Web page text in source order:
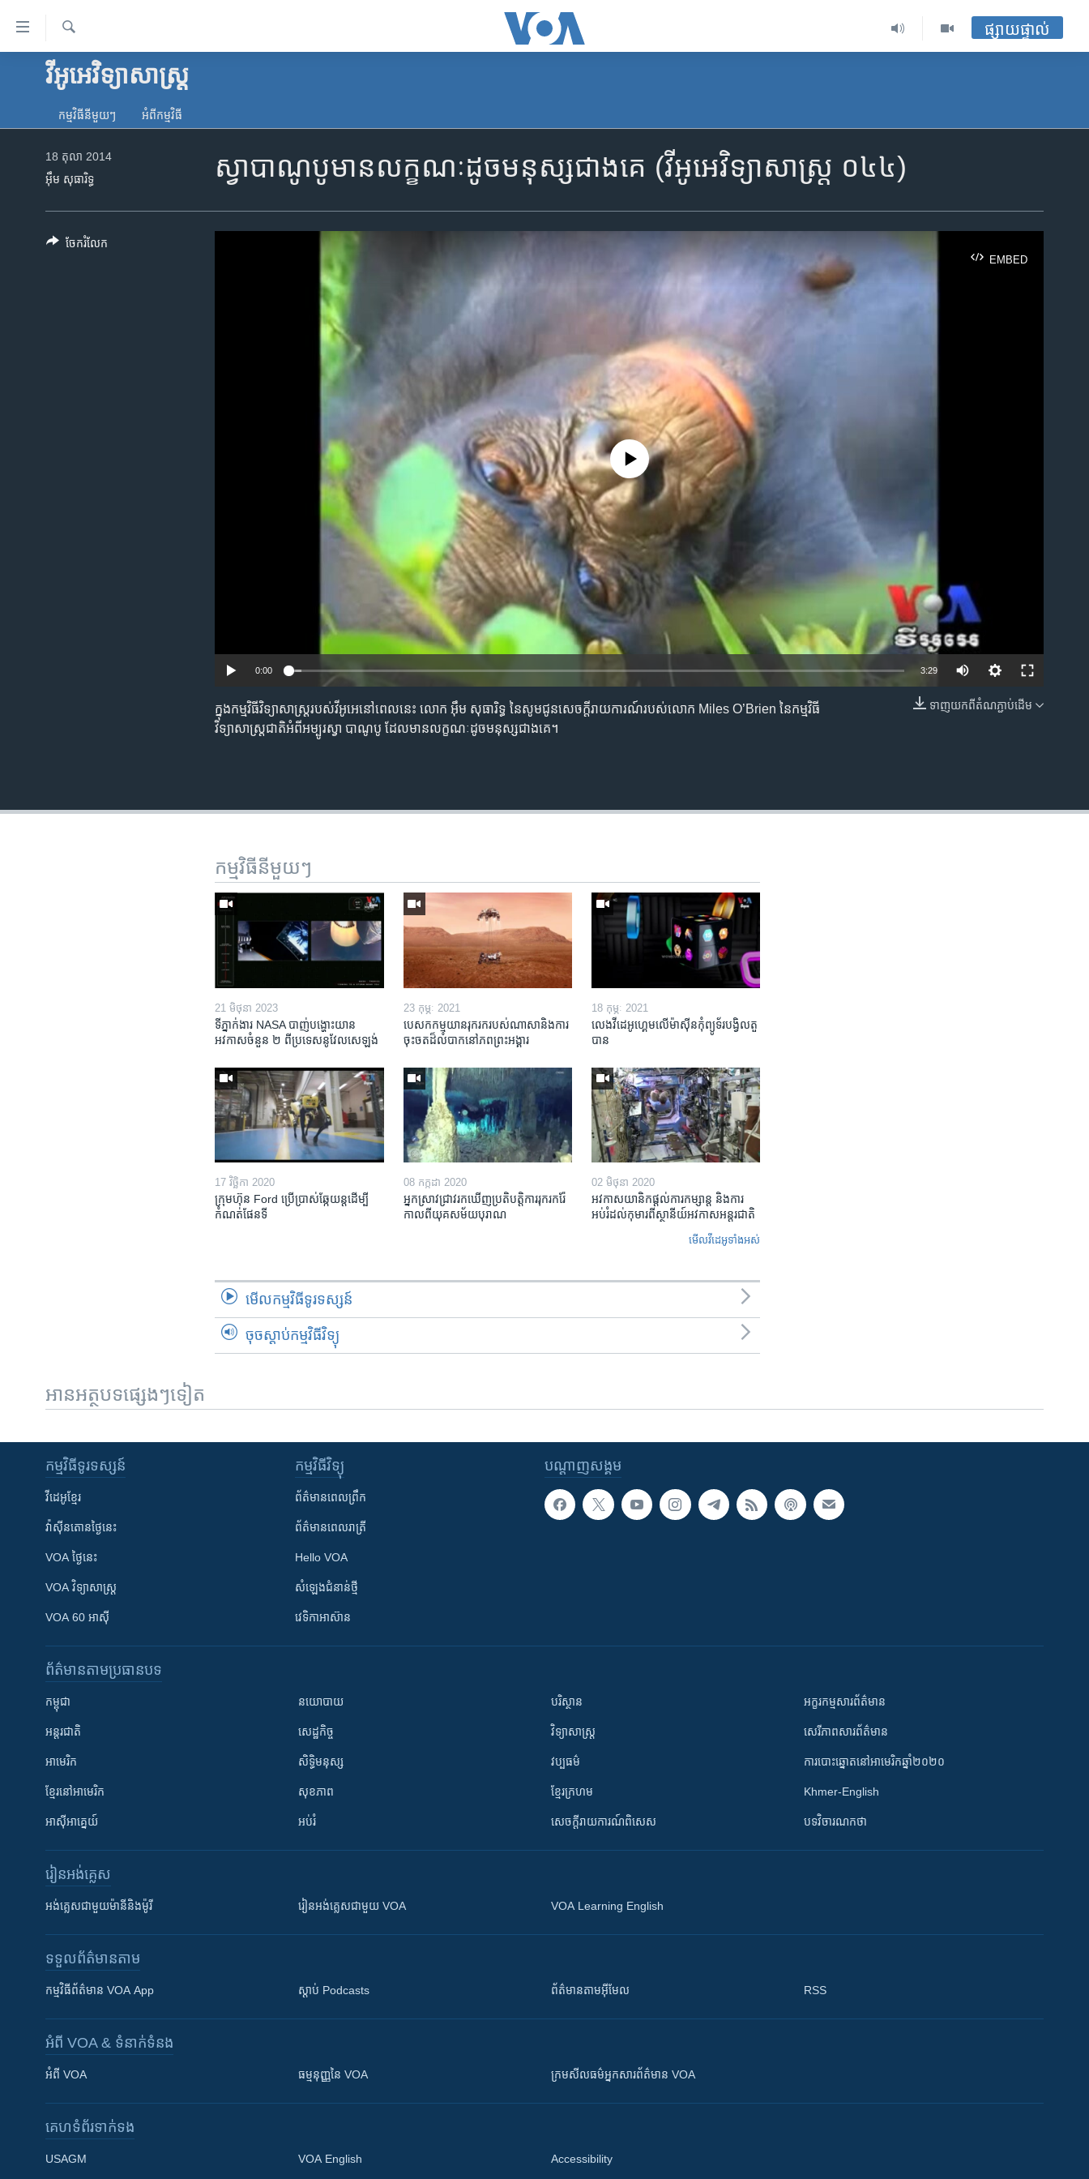
ទៅ​
គេហទំព័រ​
ទាក់ទង
និង​អាមេរិក
ហេឡូវីអូអេ
ព្រឹត្តិការណ៍ព័ត៌មាន
ស្វែង​
រក
ផ្សាយផ្ទាល់
វីអូអេ​វិទ្យាសាស្ត្រ​
កម្មវិធី​នីមួយៗ អំពី​កម្មវិធី​
ស្វា​បាណូបូ​​មាន​លក្ខណៈ​ដូច​មនុស្ស​ជាង​គេ (វីអូអេ​វិទ្យាសាស្ត្រ ០៤៤)
18 តុលា 2014
អ៊ឹម សុធារិទ្ធ
EMBED
EMBED
No media source currently available
0:00 3:29
ទាញ​យក​ពី​តំណភ្ជាប់​ដើម
ក្នុង​កម្មវិធី​វិទ្យាសាស្ត្រ​របស់​វីអូអេ​​នៅ​ពេល​នេះ លោក​ អ៊ឹម សុធារិទ្ធ នៃ​សូម​ជូន​សេចក្តី​រាយការណ៍​របស់​លោក​ Miles O’Brien នៃ​កម្មវិធី​
វិទ្យាសាស្រ្ត​ជាតិ​អំពី​អម្បូរ​ស្វា បាណូបូ​​ ដែល​មាន​លក្ខណៈ​ដូច​មនុស្ស​ជាង​គេ។
ចែករំលែក
កម្មវិធី​នីមួយៗ
21 មិថុនា 2023
ទីភ្នាក់ងារ NASA បាញ់​បង្ហោះ​យាន​
អវកាសចំនួន​ ២ ពី​ប្រទេស​នូវែលសេឡង់ ​
23 កុម្ភៈ 2021
បេសកកម្ម​​​យានរុករក​របស់​ណាសា​និង​ការ​
ចុះចត​ដ៏​លំបាក​នៅ​ភព​ព្រះអង្គារ
18 កុម្ភៈ 2021
លេង​វីដេអូ​ហ្គេម​លើ​ម៉ាស៊ីន​កុំព្យូទ័រ​បង្វិល​តួ
បាន
17 វិច្ឆិកា 2020
ក្រុមហ៊ុន Ford ប្រើប្រាស់ឆ្កែយន្តដើម្បី
កំណត់ផែនទី
08 កក្កដា 2020
អ្នកស្រាវជ្រាវ​រកឃើញ​ប្រតិបត្តិការ​រុករករ៉ែ​
កាលពី​យុគសម័យ​បុរាណ
02 មិថុនា 2020
អវកាសយានិក​ផ្ដល់​ការ​កម្សាន្ត និង​ការ​
អប់រំ​ដល់​កុមារ​ពី​ស្ថានីយ៍​អវកាស​អន្តរជាតិ
មើល​វីដេអូ​ទាំង​អស់
មើល​កម្មវិធី​ទូរទស្សន៍
ចុចស្តាប់កម្មវិធីវិទ្យុ
អានអត្ថបទផ្សេងៗទៀត
បណ្តាញ​សង្គម
កម្មវិធី​ទូរទស្សន៍
វីដេអូ​ខ្មែរ
វ៉ាស៊ីនតោន​ថ្ងៃ​នេះ
VOA ថ្ងៃនេះ
VOA ​វិទ្យាសាស្ត្រ
VOA 60 អាស៊ី
កម្មវិធី​វិទ្យុ
ព័ត៌មាន​ពេល​ព្រឹក
ព័ត៌មាន​​ពេល​រាត្រី
Hello VOA
សំឡេង​ជំនាន់​ថ្មី
វេទិកា​អាស៊ាន
ព័ត៌មាន​តាមប្រធានបទ​
កម្ពុជា
អន្តរជាតិ
អាមេរិក
ខ្មែរ​នៅអាមេរិក
អាស៊ីអាគ្នេយ៍
នយោបាយ
សេដ្ឋកិច្ច
សិទ្ធិមនុស្ស
សុខភាព
អប់រំ
បរិស្ថាន
វិទ្យាសាស្រ្ត
វប្បធម៌
ខ្មែរក្រហម
សេចក្តីរាយការណ៍ពិសេស
អក្ខរកម្មសារព័ត៌មាន
សេរីភាពសារព័ត៌មាន
ការបោះឆ្នោតនៅអាមេរិកឆ្នាំ២០២០
Khmer-English
បទវិចារណកថា
រៀន​​អង់គ្លេស
អង់គ្លេស​ជាមួយ​ម៉ានី​និង​ម៉ូរី រៀន​​​​​​អង់គ្លេស​​ជាមួយ VOA VOA Learning English
ទទួល​ព័ត៌មាន​តាម
កម្មវិធី​ព័ត៌មាន VOA App ស្តាប់ Podcasts ព័ត៌មាន​តាម​អ៊ីមែល RSS
អំពី​ VOA & ទំនាក់ទំនង
អំពី​ VOA ធម្មនុញ្ញ​នៃ VOA ក្រម​​​សីលធម៌​​​អ្នក​​​សារព័ត៌មាន VOA
គេហទំព័រ​​ទាក់ទង
USAGM VOA English Accessibility